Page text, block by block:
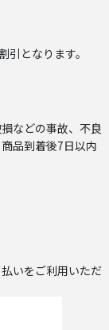
となります。
などの事故、不良
品到着後7日以内
いをご利用いただ